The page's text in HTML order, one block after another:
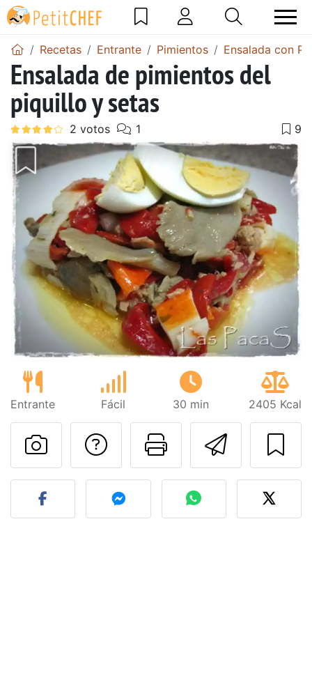
Recetas Entrante Pimientos Ensalada con
Ensalada de pimientos del
piquillo y setas
Entrante Fácil 30 min 2405 Kcal
Imprimir
Preguntar al autor
Publicar la foto de esta